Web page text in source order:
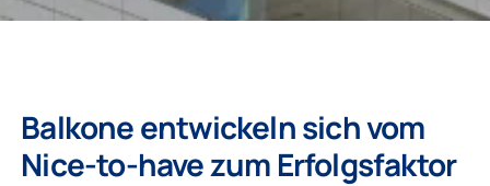
Balkone entwickeln sich vom
Nice-to-have zum Erfolgsfaktor